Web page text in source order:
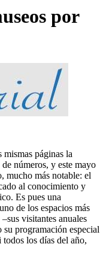
por
mismas páginas la
números, y este mayo
mucho más notable: el
al conocimiento y
Es pues una
de los espacios más
visitantes anuales
programación especial
los días del año,